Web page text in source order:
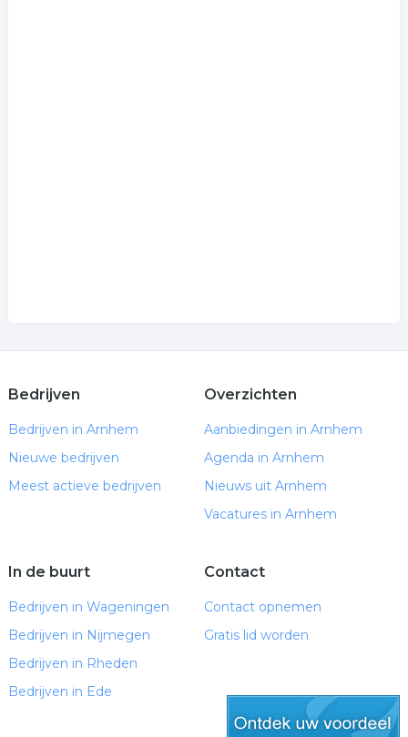
Bedrijven
Bedrijven in Arnhem
Nieuwe bedrijven
Meest actieve bedrijven
Overzichten
Aanbiedingen in Arnhem
Agenda in Arnhem
Nieuws uit Arnhem
Vacatures in Arnhem
In de buurt
Bedrijven in Wageningen
Bedrijven in Nijmegen
Bedrijven in Rheden
Bedrijven in Ede
Contact
Contact opnemen
Gratis lid worden